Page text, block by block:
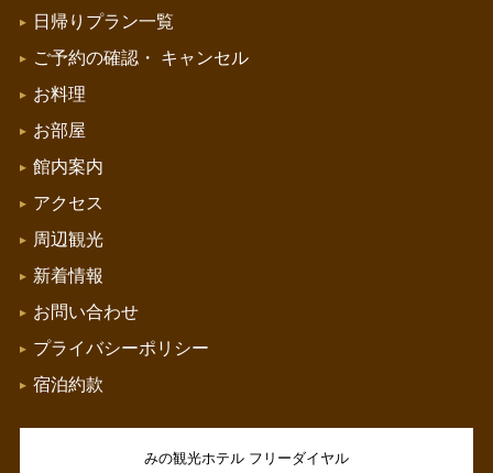
日帰りプラン一覧
ご予約の確認・
キャンセル
お料理
お部屋
館内案内
アクセス
周辺観光
新着情報
お問い合わせ
プライバシーポリシー
宿泊約款
みの観光ホテル フリーダイヤル